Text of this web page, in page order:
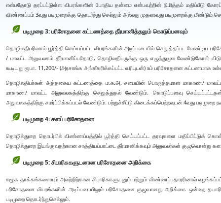
என்பதோடு தரப்பட்டுள்ள விபரங்களின் போதிய தன்மை என்பவற்றின் நிமித்தம் மதிப்பீடு
விண்ணப்பம் 3வது படிமுறைக்கு தொடர்ந்து செல்லும் அல்லது முதலாவது படிமுறைக்கு மீண்டும்
படிமுறை 3: பரிசோதனை கட்டணத்தை தீர்மானித்தலும் கொடுப்பனவும்
தொழிலதிபரினால் பூர்த்தி செய்யப்பட்ட விபரங்களின் அடிப்படையில் செலுத்தப்பட
/ மாவட்ட அலுவலகம் தீர்மானிப்பதோடு, தொழிலதிபருக்கு ஒரு எழுத்துமூல வேண்டுகோள்
கூடியது ரூபா. 11,200/- (அரசாங்க அங்கீகரிக்கப்பட்ட வரியுடன்) உம் பரிசோதனை கட்டணமாக
தொழிலதிபர்கள் அத்தகைய கட்டணத்தை ம.சு.அ. சபையின் பொருத்தமான மாகாண/
மாகாண/ மாவட்ட அலுவலகத்திற்கு செலுத்துதல் வேண்டும். கொடுப்பனவு
அலுவலகத்திற்கு சமர்ப்பிக்கப்படல் வேண்டும். பற்றுச்சீட்டு கிடைக்கப்பெற்றவுடன் 4வது படிமுறை
படிமுறை 4: களப் பரிசோதனை
தொழில்துறை தொடர்பில் விண்ணப்பத்தில் பூர்த்தி செய்யப்பட்ட தரவுகளை மதிப்பிட்டுக்
தொழில்துறை இயங்குவதற்கான சாத்தியப்பாட்டை தீர்மானிக்கவும் அலுவலர்கள்
படிமுறை 5: சிபாரிசுகளுடனான பரிசோதனை அறிக்கை
சமூக தாக்கங்களையும் அவற்றிற்கான சிபாரிசுகளுடனும் மற்றும் விண்ணப்பதாரரினால்
பரிசோதனை விபரங்களின் அடிப்படையிலும் பரிசோதனை குழுவானது அறிக்கை ஒன்றை
படிமுறை தொடர்ந்துசெல்லும்.